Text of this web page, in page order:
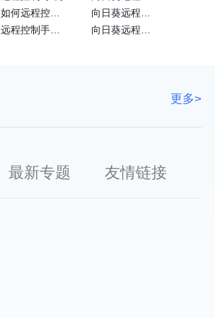
如何远程控制苹果手机
远程控制手机的方法
向日葵远程控制黑屏
向日葵远程控制官方
更多>
最新专题 友情链接